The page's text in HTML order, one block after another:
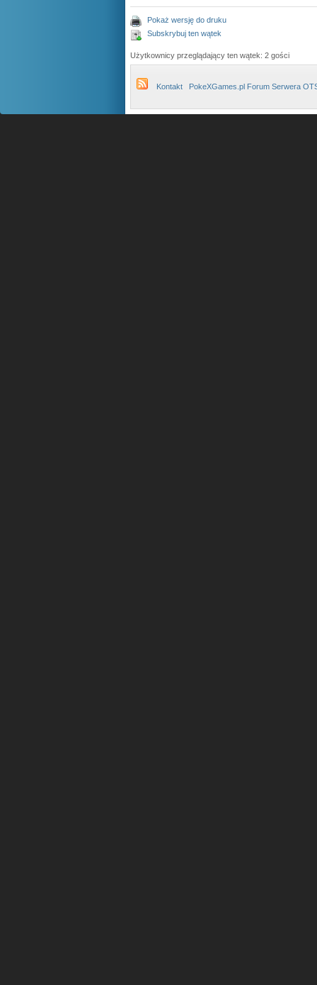
Pokaż wersję do druku
Subskrybuj ten wątek
Użytkownicy przeglądający ten wątek: 2 gości
Kontakt PokeXGames.pl Forum Serwera